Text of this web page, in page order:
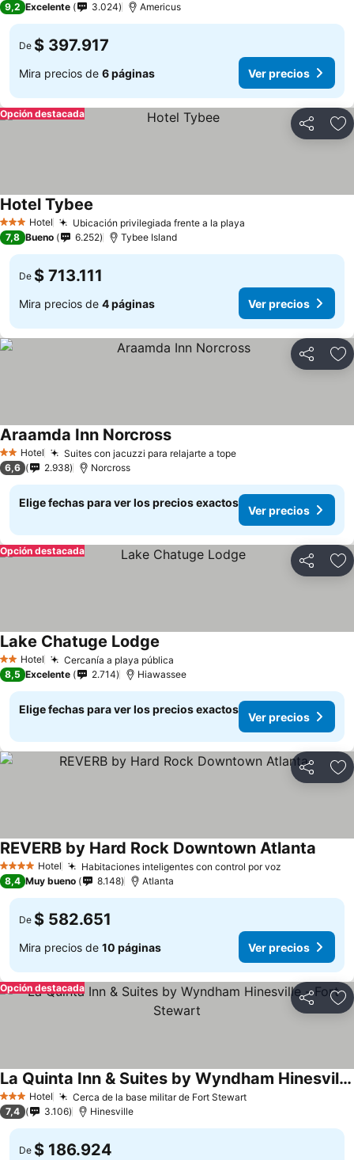
9,2 Excelente 3.024 Americus
De $ 397.917
Mira precios de 6 páginas Ver precios
Compartir
Opción destacada
3 Estrellas
Hotel Ubicación privilegiada frente a la playa
Hotel Tybee
7,8 Bueno 6.252 Tybee Island
De $ 713.111
Mira precios de 4 páginas Ver precios
Compartir
2 Estrellas
Hotel Suites con jacuzzi para relajarte a tope
Araamda Inn Norcross
6,6 2.938 Norcross
Elige fechas para ver los precios exactos
Ver precios
Compartir
Opción destacada
2 Estrellas
Hotel Cercanía a playa pública
Lake Chatuge Lodge
8,5 Excelente 2.714 Hiawassee
Elige fechas para ver los precios exactos
Ver precios
Compartir
4 EstrellasHotel Habitaciones inteligentes con control por voz
REVERB by Hard Rock Downtown Atlanta
8,4 Muy bueno 8.148 Atlanta
De $ 582.651
Mira precios de 10 páginas Ver precios
Compartir
Opción destacada
3 Estrellas
Hotel Cerca de la base militar de Fort Stewart
La Quinta Inn & Suites by Wyndham Hinesville - Fort Stewart
7,4 3.106 Hinesville
De $ 186.924